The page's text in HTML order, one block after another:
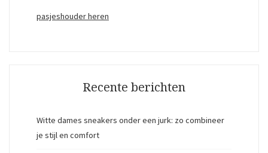
pasjeshouder heren
Recente berichten
Witte dames sneakers onder een jurk: zo combineer
je stijl en comfort